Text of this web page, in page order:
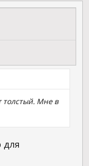
толстый. Мне в
для